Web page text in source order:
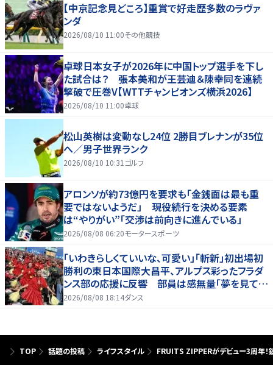
【中京記念見どころ】重賞で好走歴多数のラヴァ
ンダ
2026/08/10 11:00その他競技
卓球日本女子が2026年に中国トップ選手を下し
た試合は？ 張本美和が王芸迪＆陳幸同を連続
撃破で圧巻V【WTTチャンピオンズ横浜2026】
2026/08/10 11:00卓球
松山英樹は変動なし24位 2勝目ブレナンが35位
へ／男子世界ランク
2026/08/10 10:31 ゴルフ
アロンソが約73億円を要求も「金銭面は最も重
要ではないようだ」 現役続行を決める要素
は“やりがい”「交渉は前向きに進んでいる」
2026/08/08 06:20モータースポーツ
「いわきらしくていいな、可愛い」「斬新」初出場初
勝利の東日本国際大昌平、アルプス彩ったフラダ
ンス部の応援に反響 部員は感無量「夢を見てい
るよう」
2026/08/08 18:14ダンス
TOP 話題の投稿 ライフスタイル FRUITS ZIPPERがデビュー3周年